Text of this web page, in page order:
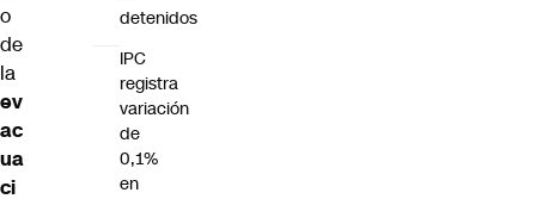
o
de
la
ev
ac
ua
ci
detenidos
IPC
registra
variación
de
0,1%
en